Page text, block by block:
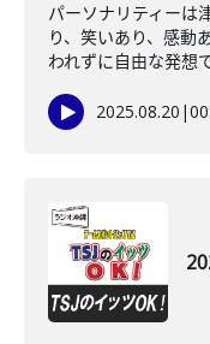
パーソナリティーは
り、笑いあり、感動
われずに自由な発想
2025.08.20 |